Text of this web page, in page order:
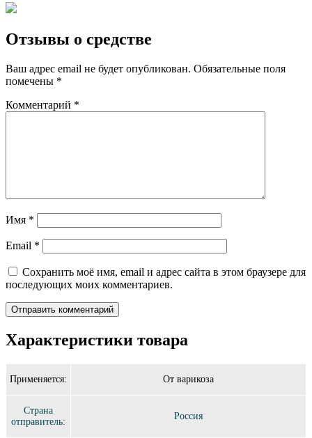
Отзывы о средстве
Ваш адрес email не будет опубликован. Обязательные поля
помечены *
Комментарий *
Имя *
Email *
Сохранить моё имя, email и адрес сайта в этом браузере для
последующих моих комментариев.
Характеристики товара
Применяется: От варикоза
Страна
отправитель:
Россия